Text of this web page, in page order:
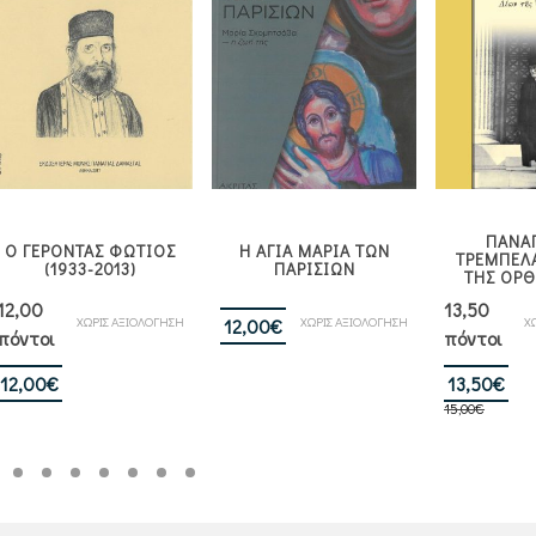
Ο ΓΕΡΟΝΤΑΣ ΦΩΤΙΟΣ
(1933-2013)
ΧΩΡΙΣ ΑΞΙΟΛΟΓΗΣΗ
12,00€
Η ΑΓΙΑ ΜΑΡΙΑ ΤΩΝ
ΠΑΡΙΣΙΩΝ
ΧΩΡΙΣ ΑΞΙΟΛΟΓΗΣΗ
12,00€
ΤΗΣ
13,50
πόντοι
15,00€
13,50€